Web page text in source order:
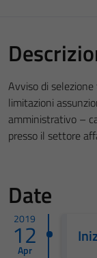
Avviso di
limitazioni
amministrativo –
presso il settore
Date
2019
12
Apr